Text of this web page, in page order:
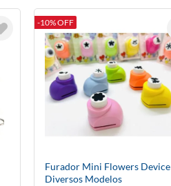
-10% OFF
Furador Mini Flowers Device
Diversos Modelos